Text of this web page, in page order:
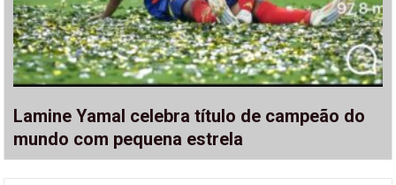
Lamine Yamal celebra título de campeão do
mundo com pequena estrela